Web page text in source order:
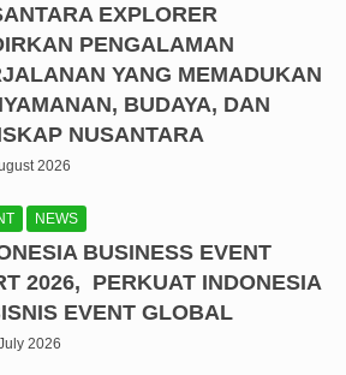
EXPLORER
PENGALAMAN
YANG MEMADUKAN
BUDAYA, DAN
NUSANTARA
2026
NEWS
BUSINESS EVENT
2026, PERKUAT INDONESIA
EVENT GLOBAL
2026